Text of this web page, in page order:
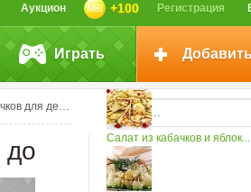
Регистрация
+100
Аукцион
Играть
до&nbsp
до
Просто...
Салат из кабачков
Салат из кабачков и яблок...